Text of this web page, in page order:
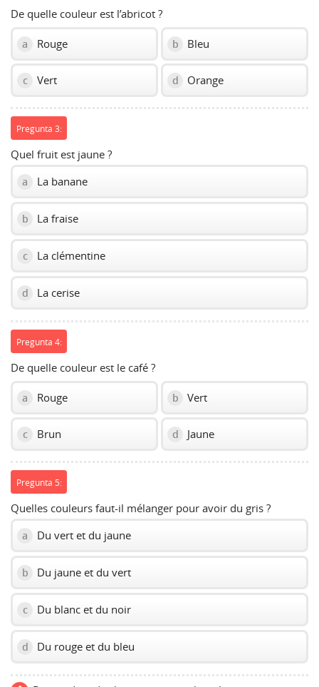
De quelle couleur est l’abricot ?
a Rouge b Bleu
c Vert d Orange
Pregunta 3:
Quel fruit est jaune ?
a La banane
b La fraise
c La clémentine
d La cerise
Pregunta 4:
De quelle couleur est le café ?
a Rouge b Vert
c Brun d Jaune
Pregunta 5:
Quelles couleurs faut-il mélanger pour avoir du gris ?
a Du vert et du jaune
b Du jaune et du vert
c Du blanc et du noir
d Du rouge et du bleu